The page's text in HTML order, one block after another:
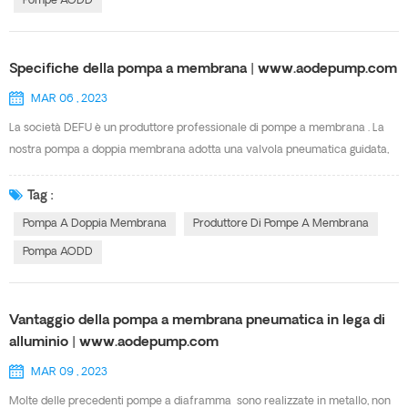
sporchi o liquidi con particelle l Manipolazione di liquidi abrasivi l
Pompaggio di fluidi viscosi l Può pompare liquidi sensibili al taglio l
costi di manutenzione e di esercizio Il design della serie DEFU AOK
incorpora anche le sue caratteristiche uniche aggiuntive, tra cui una valvola
Specifiche della pompa a membrana | www.aodepump.com
MAR 06 , 2023
La società DEFU è un produttore professionale di pompe a membrana . La
nostra pompa a doppia membrana adotta una valvola pneumatica guidata,
sicurezza antideflagrante, buona resistenza alla corrosione. La nostra
sono riportate le nostre specifiche della pompa a membrana per la vostra
scelta. Pls non esitate a contattare la signora Cindy ( sales9@defupump.com
Tag :
Pompa A Doppia Membrana Produttore Di Pompe A Membrana
Pompa AODD
Vantaggio della pompa a membrana pneumatica in lega di
alluminio | www.aodepump.com
MAR 09 , 2023
Molte delle precedenti pompe a diaframma sono realizzate in metallo, non